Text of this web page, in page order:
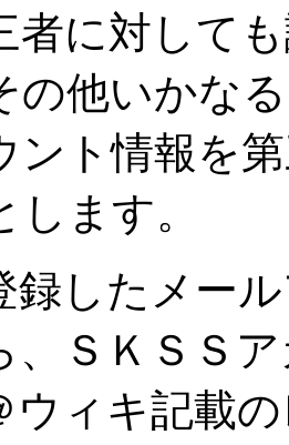
者に対して
の他いかな
ント情報を
ます。
録したメー
、ＳＫＳＳ
ウィキ記載